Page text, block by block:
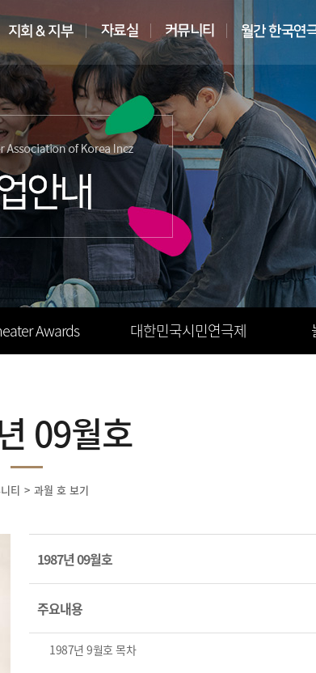
Awards 대한민국시민연극제
09월호
티 > 과월 호 보기
1987년 09월호
주요내용
1987년 9월호 목차